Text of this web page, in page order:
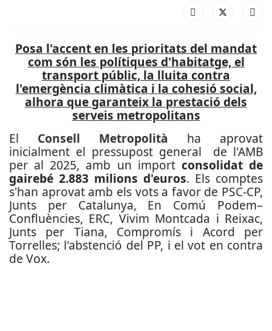
Posa l'accent en les prioritats del mandat
com són les polítiques d'habitatge, el
transport públic, la lluita contra
l'emergència climàtica i la cohesió social,
alhora que garanteix la prestació dels
serveis metropolitans
El Consell Metropolità ha aprovat
inicialment el pressupost general de l'AMB
per al 2025, amb un import consolidat de
gairebé 2.883 milions d'euros. Els comptes
s'han aprovat amb els vots a favor de PSC-CP,
Junts per Catalunya, En Comú Podem–
Confluències, ERC, Vivim Montcada i Reixac,
Junts per Tiana, Compromís i Acord per
Torrelles; l'abstenció del PP, i el vot en contra
de Vox.